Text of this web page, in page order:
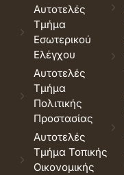
Αυτοτελές
Τμήμα
Εσωτερικού
Ελέγχου
Αυτοτελές
Τμήμα
Πολιτικής
Προστασίας
Αυτοτελές
Τμήμα Τοπικής
Οικονομικής